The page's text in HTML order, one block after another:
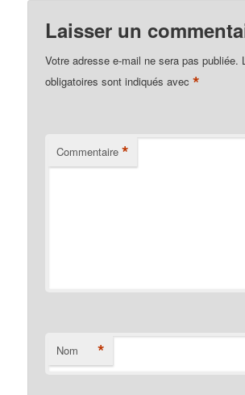
Laisser un
Votre adresse e-mail ne sera pas publiée.
obligatoires sont indiqués avec*
Commentaire *
Nom *